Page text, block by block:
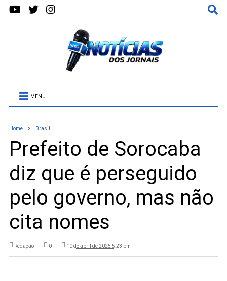
MENU
Home Brasil
Prefeito de Sorocaba
diz que é perseguido
pelo governo, mas não
cita nomes
Redação 0 10 de abril de 2025 5:23 pm